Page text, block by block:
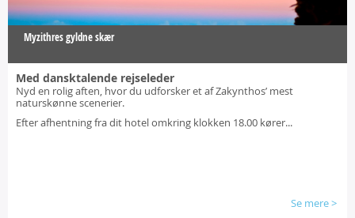
Myzithres gyldne skær
Med dansktalende rejseleder
Nyd en rolig aften, hvor du udforsker et af Zakynthos’ mest
naturskønne scenerier.
Efter afhentning fra dit hotel omkring klokken 18.00 kører...
Se mere>